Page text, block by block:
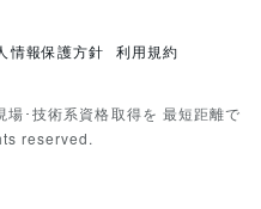
情報保護方針 利用規約
･技術系資格取得を 最短距離で
reserved.